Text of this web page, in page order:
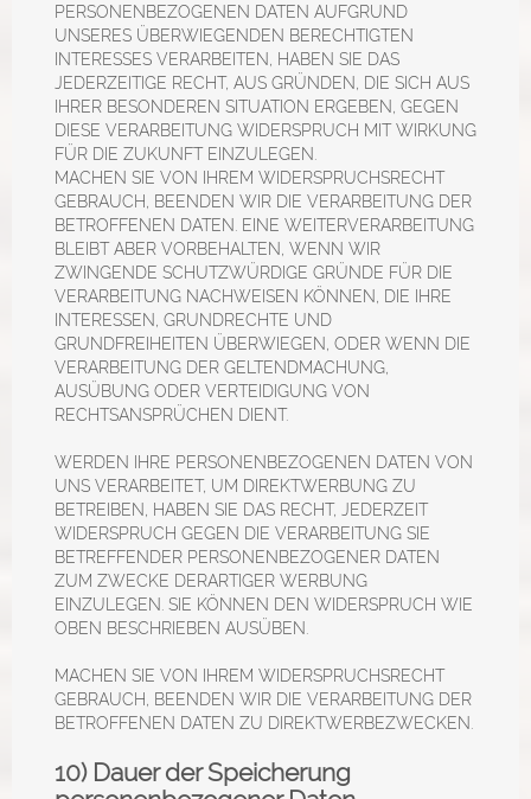
PERSONENBEZOGENEN DATEN AUFGRUND
UNSERES ÜBERWIEGENDEN BERECHTIGTEN
INTERESSES VERARBEITEN, HABEN SIE DAS
JEDERZEITIGE RECHT, AUS GRÜNDEN, DIE SICH AUS
IHRER BESONDEREN SITUATION ERGEBEN, GEGEN
DIESE VERARBEITUNG WIDERSPRUCH MIT WIRKUNG
FÜR DIE ZUKUNFT EINZULEGEN.
MACHEN SIE VON IHREM WIDERSPRUCHSRECHT
GEBRAUCH, BEENDEN WIR DIE VERARBEITUNG DER
BETROFFENEN DATEN. EINE WEITERVERARBEITUNG
BLEIBT ABER VORBEHALTEN, WENN WIR
ZWINGENDE SCHUTZWÜRDIGE GRÜNDE FÜR DIE
VERARBEITUNG NACHWEISEN KÖNNEN, DIE IHRE
INTERESSEN, GRUNDRECHTE UND
GRUNDFREIHEITEN ÜBERWIEGEN, ODER WENN DIE
VERARBEITUNG DER GELTENDMACHUNG,
AUSÜBUNG ODER VERTEIDIGUNG VON
RECHTSANSPRÜCHEN DIENT.
WERDEN IHRE PERSONENBEZOGENEN DATEN VON
UNS VERARBEITET, UM DIREKTWERBUNG ZU
BETREIBEN, HABEN SIE DAS RECHT, JEDERZEIT
WIDERSPRUCH GEGEN DIE VERARBEITUNG SIE
BETREFFENDER PERSONENBEZOGENER DATEN
ZUM ZWECKE DERARTIGER WERBUNG
EINZULEGEN. SIE KÖNNEN DEN WIDERSPRUCH WIE
OBEN BESCHRIEBEN AUSÜBEN.
MACHEN SIE VON IHREM WIDERSPRUCHSRECHT
GEBRAUCH, BEENDEN WIR DIE VERARBEITUNG DER
BETROFFENEN DATEN ZU DIREKTWERBEZWECKEN.
10) Dauer der Speicherung